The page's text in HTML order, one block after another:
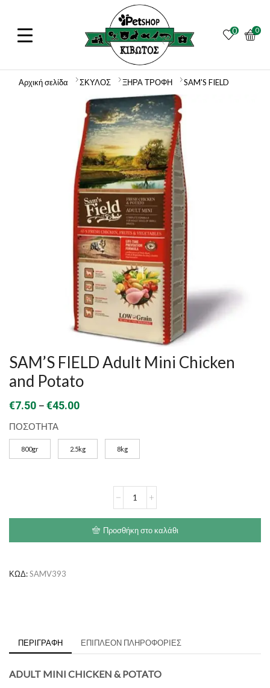
0 0
Αρχική σελίδα ΣΚΥΛΟΣ ΞΗΡΑ ΤΡΟΦΗ SAM'S FIELD
SAM’S FIELD Adult Mini Chicken
and Potato
€7.50 –€45.00Price
€7.50
through
ΠΟΣΟΤΗΤΑ
800gr 2.5kg 8kg
Chicken
and
Προσθήκη στο καλάθι
ΚΩΔ:SAMV393
ΠΕΡΙΓΡΑΦΉ ΕΠΙΠΛΈΟΝ ΠΛΗΡΟΦΟΡΊΕΣ
ADULT MINI CHICKEN & POTATO